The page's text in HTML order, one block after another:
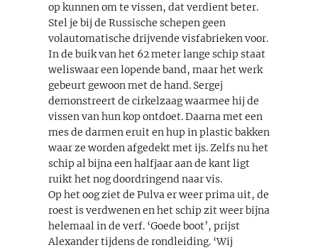
op kunnen om te vissen, dat verdient beter.
Stel je bij de Russische schepen geen
volautomatische drijvende visfabrieken voor.
In de buik van het 62 meter lange schip staat
weliswaar een lopende band, maar het werk
gebeurt gewoon met de hand. Sergej
demonstreert de cirkelzaag waarmee hij de
vissen van hun kop ontdoet. Daarna met een
mes de darmen eruit en hup in plastic bakken
waar ze worden afgedekt met ijs. Zelfs nu het
schip al bijna een halfjaar aan de kant ligt
ruikt het nog doordringend naar vis.
Op het oog ziet de Pulva er weer prima uit, de
roest is verdwenen en het schip zit weer bijna
helemaal in de verf. ‘Goede boot’, prijst
Alexander tijdens de rondleiding. ‘Wij